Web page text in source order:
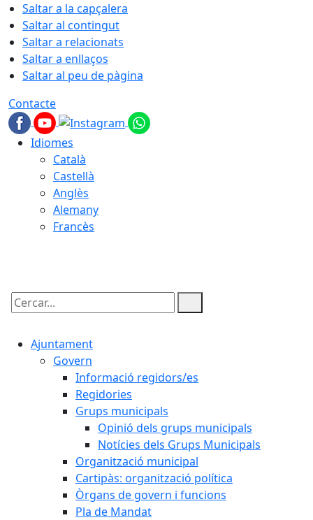
Saltar a la capçalera
Saltar al contingut
Saltar a relacionats
Saltar a enllaços
Saltar al peu de pàgina
Contacte
Idiomes
Català
Castellà
Anglès
Alemany
Francès
Cercar:
Ajuntament
Govern
Informació regidors/es
Regidories
Grups municipals
Opinió dels grups municipals
Notícies dels Grups Municipals
Organització municipal
Cartipàs: organització política
Òrgans de govern i funcions
Pla de Mandat